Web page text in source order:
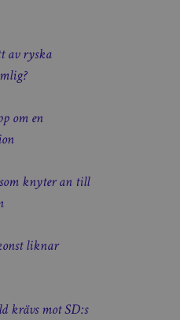
av ryska
om en
knyter an till
liknar
krävs mot SD:s